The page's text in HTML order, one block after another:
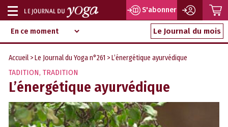
Aller
au
contenu
d‘information
indépendant
Afficher
ou
masquer
la
navigation
S'abonner
Le Journal du mois
Accueil >Le Journal du Yoga n°261 > L’énergétique ayurvédique
TADITION, TRADITION
L’énergétique ayurvédique